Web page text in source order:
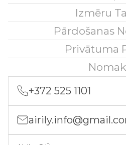
Izmēru
Pārdošanas
Privātuma
+372 525 1101